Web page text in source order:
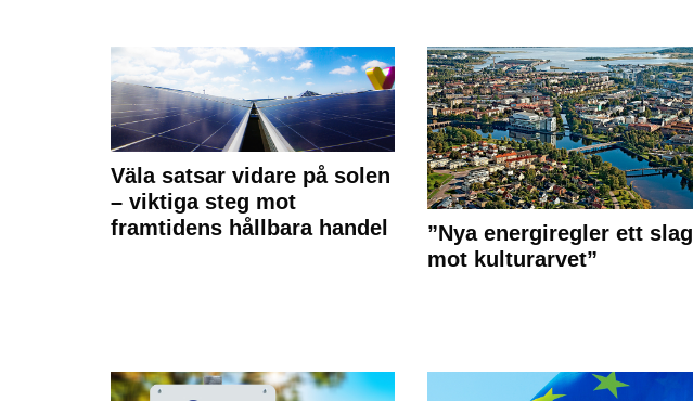
Väla satsar vidare på solen
– viktiga steg mot
framtidens hållbara handel
”Nya energiregler ett slag
mot kulturarvet”